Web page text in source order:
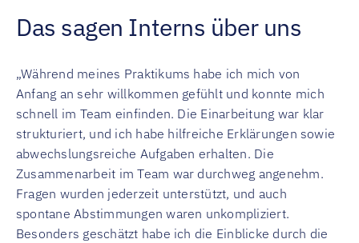
Das sagen Interns über uns
„Während meines Praktikums habe ich mich von
Anfang an sehr willkommen gefühlt und konnte mich
schnell im Team einfinden. Die Einarbeitung war klar
strukturiert, und ich habe hilfreiche Erklärungen sowie
abwechslungsreiche Aufgaben erhalten. Die
Zusammenarbeit im Team war durchweg angenehm.
Fragen wurden jederzeit unterstützt, und auch
spontane Abstimmungen waren unkompliziert.
Besonders geschätzt habe ich die Einblicke durch die